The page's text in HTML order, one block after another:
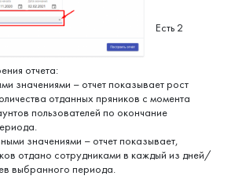
Есть 2
отчета:
значениями – отчет показывает рост
отданных пряников с момента
пользователей по окончание
значениями – отчет показывает,
отдано сотрудниками в каждый из дней/
выбранного периода.